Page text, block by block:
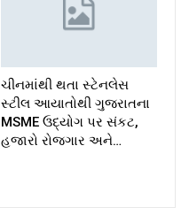
ચીનમાંથી થતા સ્ટેનલેસ
સ્ટીલ આયાતોથી ગુજરાતના
MSME ઉદ્યોગ પર સંકટ,
હજારો રોજગાર અને…